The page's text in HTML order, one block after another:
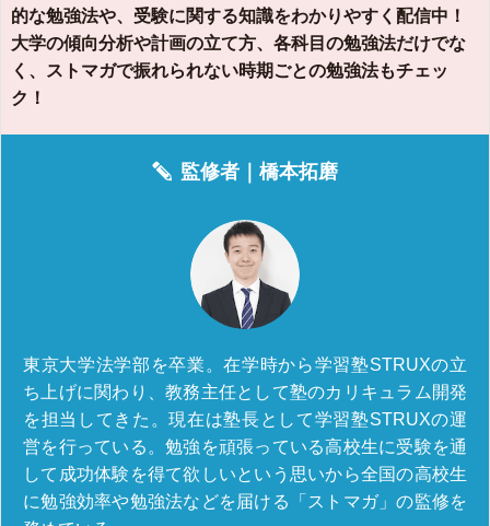
的な勉強法や、受験に関する知識をわかりやすく配信中！
大学の傾向分析や計画の立て方、各科目の勉強法だけでな
く、ストマガで振れられない時期ごとの勉強法もチェッ
ク！
監修者｜橋本拓磨
東京大学法学部を卒業。在学時から学習塾STRUXの立
ち上げに関わり、教務主任として塾のカリキュラム開発
を担当してきた。現在は塾長として学習塾STRUXの運
営を行っている。勉強を頑張っている高校生に受験を通
して成功体験を得て欲しいという思いから全国の高校生
に勉強効率や勉強法などを届ける「ストマガ」の監修を